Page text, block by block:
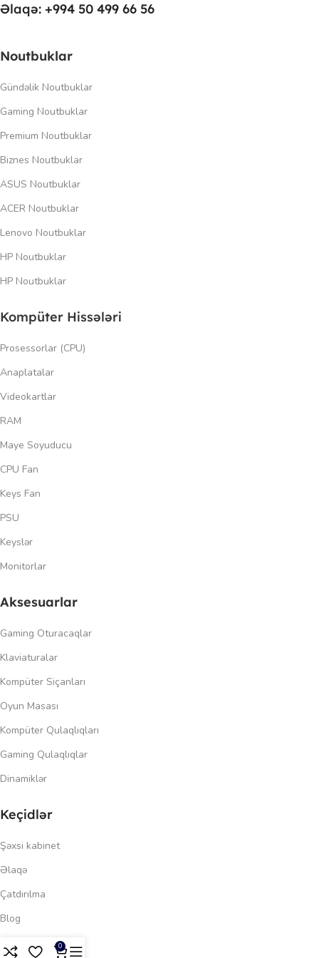
Əlaqə: +994 50 499 66 56
Noutbuklar
Gündəlik Noutbuklar
Gaming Noutbuklar
Premium Noutbuklar
Biznes Noutbuklar
ASUS Noutbuklar
ACER Noutbuklar
Lenovo Noutbuklar
HP Noutbuklar
HP Noutbuklar
Kompüter Hissələri
Prosessorlar (CPU)
Anaplatalar
Videokartlar
RAM
Maye Soyuducu
CPU Fan
Keys Fan
PSU
Keyslər
Monitorlar
Aksesuarlar
Gaming Oturacaqlar
Klaviaturalar
Kompüter Siçanları
Oyun Masası
Kompüter Qulaqlıqları
Gaming Qulaqlıqlar
Dinamiklər
Keçidlər
Şəxsi kabinet
Əlaqə
Çatdırılma
Blog
Məxfilik siyasəti
0
275.00
₼